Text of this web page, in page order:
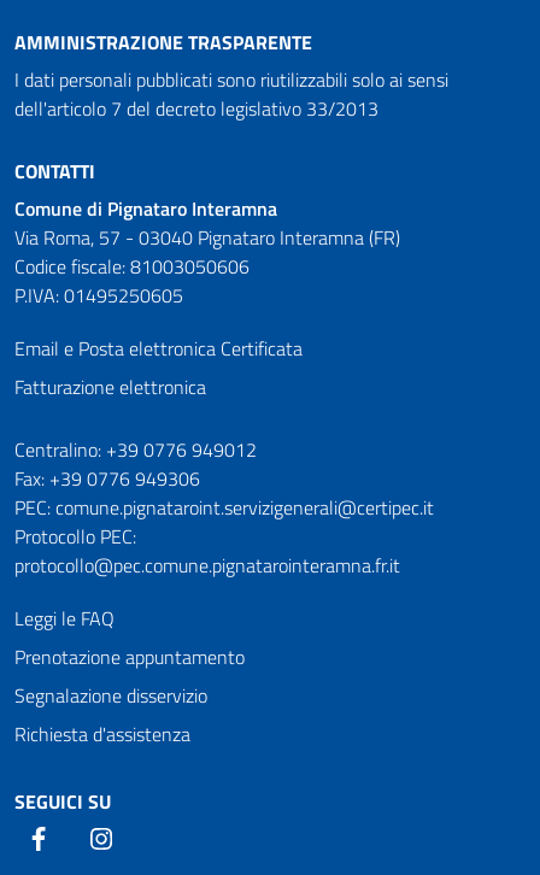
AMMINISTRAZIONE TRASPARENTE
I dati personali pubblicati sono riutilizzabili solo ai sensi
dell'articolo 7 del decreto legislativo 33/2013
CONTATTI
Comune di Pignataro Interamna
Via Roma, 57 - 03040 Pignataro Interamna (FR)
Codice fiscale: 81003050606
P.IVA: 01495250605
Email e Posta elettronica Certificata
Fatturazione elettronica
Numeri utili
Centralino: +39 0776 949012
Fax: +39 0776 949306
PEC: comune.pignataroint.servizigenerali@certipec.it
Protocollo PEC:
protocollo@pec.comune.pignatarointeramna.fr.it
Leggi le FAQ
Prenotazione appuntamento
Segnalazione disservizio
Richiesta d'assistenza
SEGUICI SU
Facebook